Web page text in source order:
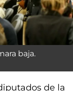
baja.
de la